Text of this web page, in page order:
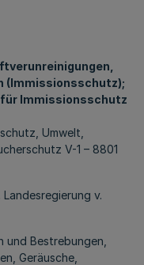
(Immissionsschutz);
Immissionsschutz
Umwelt,
V-1 – 8801
v.
und Bestrebungen,
Geräusche,